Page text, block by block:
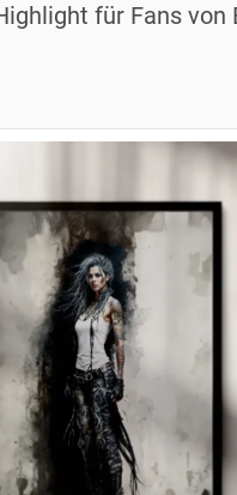
für Fans von